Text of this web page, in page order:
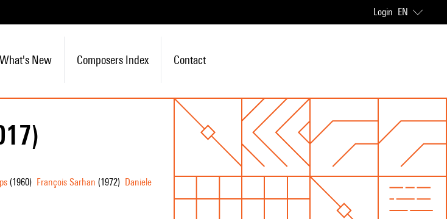
Login EN
What's New Composers Index Contact
(1960) François Sarhan (1972) Daniele